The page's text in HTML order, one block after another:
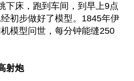
下床，跑到车间，到早上9点
初步做好了模型。1845年伊
模型问世，每分钟能缝250
射炮